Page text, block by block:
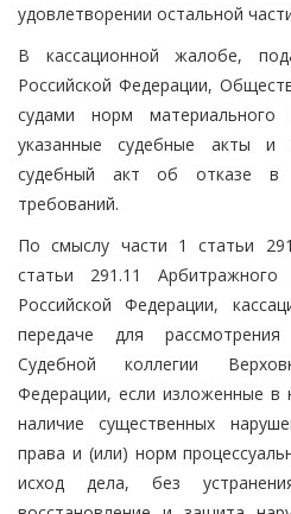
удовлетворении остальной
В кассационной жалобе,
Российской Федерации,
судами норм
указанные судебные акты
судебный акт об отказе в
требований.
По смыслу части 1 статьи
статьи 291.11 Арбитражного
Российской Федерации,
передаче для
Судебной коллегии
Федерации, если изложенные
наличие существенных
права и (или) норм
исход дела, без